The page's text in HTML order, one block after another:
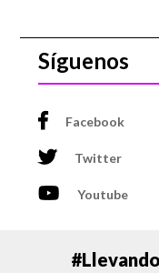
Síguenos
Facebook
Twitter
Youtube